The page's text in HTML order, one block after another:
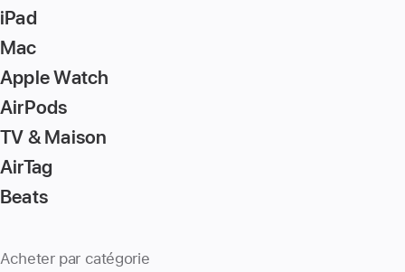
iPad
Mac
Apple Watch
AirPods
TV & Maison
AirTag
Beats
Acheter par catégorie